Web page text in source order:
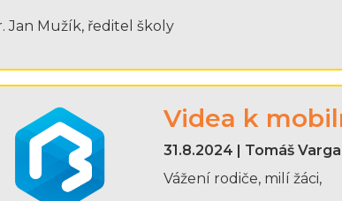
Jan Mužík, ředitel školy
Videa k
31.8.2024 | Tomáš Varga
Vážení rodiče, milí žáci,